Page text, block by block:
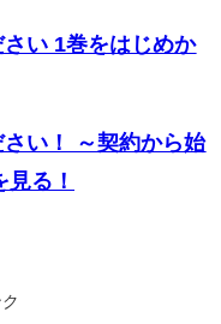
い 1巻をはじめか
い！ ～契約から始
る！